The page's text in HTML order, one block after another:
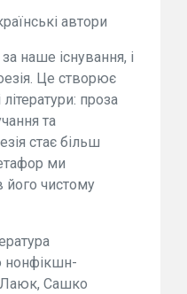
автори
наше існування, і
Це створює
проза
та
стає більш
ми
його чистому
нонфікшн-
Сашко